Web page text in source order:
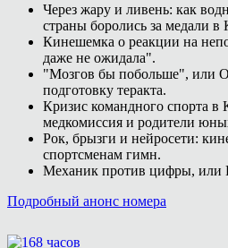
Через жару и ливень: как
страны боролись за медали
Кинешемка о реакции на
даже не ожидала".
"Мозгов бы побольше", или О
подготовку теракта.
Кризис командного спорта
медкомиссия и родители
Рок, брызги и нейросети:
спортсменам гимн.
Механик против цифры, или
Подробный анонс номера